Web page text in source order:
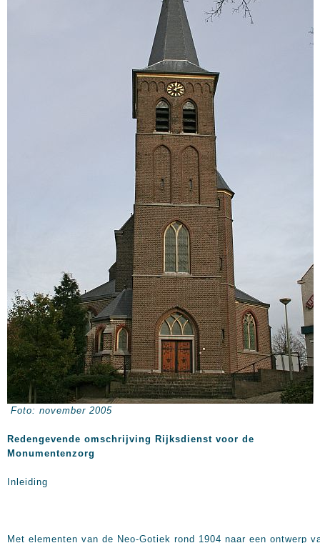
Foto: november 2005
Redengevende omschrijving Rijksdienst voor de
Monumentenzorg
Inleiding
Met elementen van de Neo-Gotiek rond 1904 naar een ontwerp